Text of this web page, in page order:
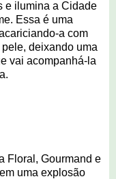
e ilumina a Cidade
Essa é uma
a com
deixando uma
vai acompanhá-la
Floral, Gourmand e
uma explosão